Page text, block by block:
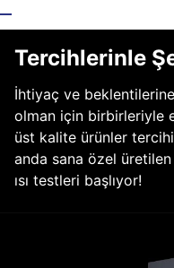
Tercihlerinle
İhtiyaç ve
olman için birbirleriyle
üst kalite ürünler
anda sana özel
ısı testleri başlıyor!